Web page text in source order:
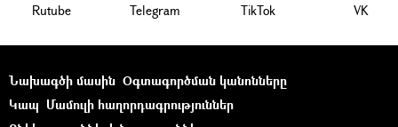
Rutube Telegram ТikТоk VK
Նախագծի մասին Օգտագործման կանոնները
Կապ Մամուլի հաղորդագրություններ